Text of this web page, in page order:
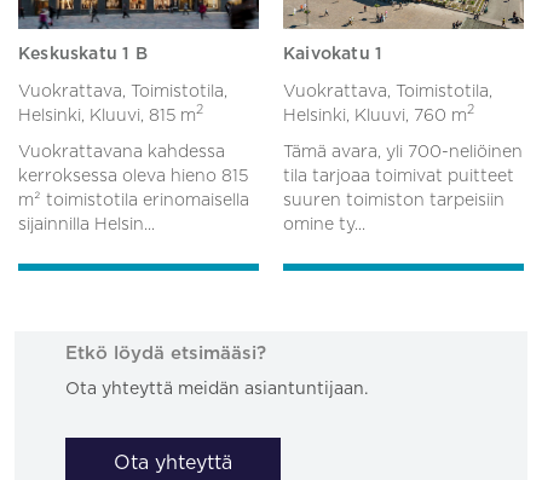
Keskuskatu 1 B
Vuokrattava, Toimistotila,
Helsinki, Kluuvi, 815 m2
Vuokrattavana kahdessa
kerroksessa oleva hieno 815
m² toimistotila erinomaisella
sijainnilla Helsin...
Kaivokatu 1
Vuokrattava, Toimistotila,
Helsinki, Kluuvi, 760 m2
Tämä avara, yli 700-neliöinen
tila tarjoaa toimivat puitteet
suuren toimiston tarpeisiin
omine ty...
Etkö löydä etsimääsi?
Ota yhteyttä meidän asiantuntijaan.
Ota yhteyttä